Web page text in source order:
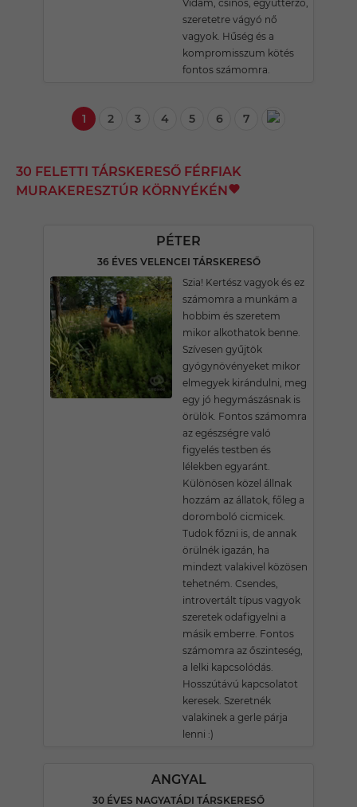
Vidám, csinos, együttérző,
szeretetre vágyó nő
vagyok. Hűség és a
kompromisszum kötés
fontos számomra.
1 2 3 4 5 6 7
30 FELETTI TÁRSKERESŐ FÉRFIAK
MURAKERESZTÚR KÖRNYÉKÉN
PÉTER
36 ÉVES VELENCEI TÁRSKERESŐ
Szia! Kertész vagyok és ez
számomra a munkám a
hobbim és szeretem
mikor alkothatok benne.
Szívesen gyűjtök
gyógynövényeket mikor
elmegyek kirándulni, meg
egy jó hegymászásnak is
örülök. Fontos számomra
az egészségre való
figyelés testben és
lélekben egyaránt.
Különösen közel állnak
hozzám az állatok, főleg a
doromboló cicmicek.
Tudok főzni is, de annak
örülnék igazán, ha
mindezt valakivel közösen
tehetném. Csendes,
introvertált típus vagyok
szeretek odafigyelni a
másik emberre. Fontos
számomra az őszinteség,
a lelki kapcsolódás.
Hosszútávú kapcsolatot
keresek. Szeretnék
valakinek a gerle párja
lenni :)
ANGYAL
30 ÉVES NAGYATÁDI TÁRSKERESŐ